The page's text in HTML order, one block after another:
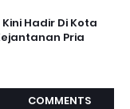
Hadir Di Kota
Pria
COMMENTS